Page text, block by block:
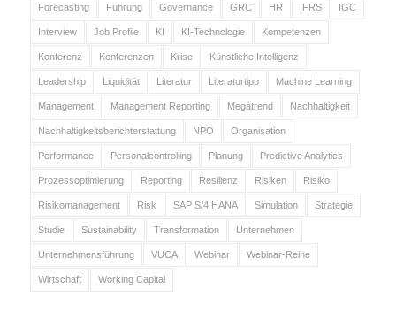
Forecasting Führung Governance GRC HR IFRS IGC
Interview Job Profile KI KI-Technologie Kompetenzen
Konferenz Konferenzen Krise Künstliche Intelligenz
Leadership Liquidität Literatur Literaturtipp Machine Learning
Management Management Reporting Megatrend Nachhaltigkeit
Nachhaltigkeitsberichterstattung NPO Organisation
Performance Personalcontrolling Planung Predictive Analytics
Prozessoptimierung Reporting Resilienz Risiken Risiko
Risikomanagement Risk SAP S/4 HANA Simulation Strategie
Studie Sustainability Transformation Unternehmen
Unternehmensführung VUCA Webinar Webinar-Reihe
Wirtschaft Working Capital